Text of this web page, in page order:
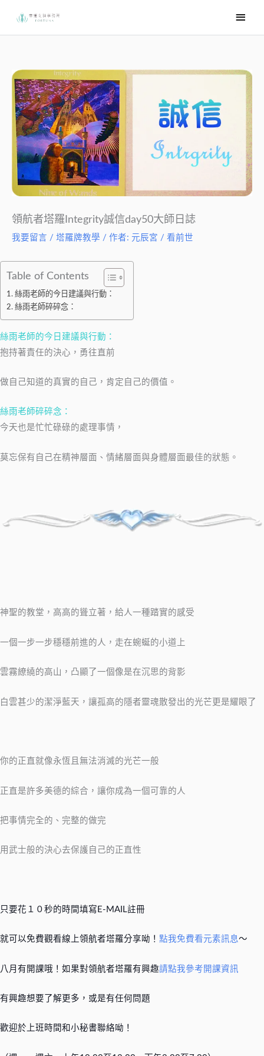
要
單
領航者塔羅Integrity誠信day50大師日誌
我要留言 / 塔羅牌教學 / 作者: 元辰宮 / 看前世
Table of Contents
絲雨老師的今日建議與行動：
絲雨老師碎碎念：
絲雨老師的今日建議與行動：
抱持著責任的決心，勇往直前
做自己知道的真實的自己，肯定自己的價值。
絲雨老師碎碎念：
今天也是忙忙碌碌的處理事情，
莫忘保有自己在精神層面、情緒層面與身體層面最佳的狀態。
神聖的教堂，高高的聳立著，給人一種踏實的感受
一個一步一步穩穩前進的人，走在蜿蜒的小道上
雲霧繚繞的高山，凸顯了一個像是在沉思的背影
白雲甚少的潔淨藍天，讓孤高的隱者靈魂散發出的光芒更是耀眼了
你的正直就像永恆且無法消滅的光芒一般
正直是許多美德的綜合，讓你成為一個可靠的人
把事情完全的、完整的做完
用武士般的決心去保護自己的正直性
只要花１０秒的時間填寫E-MAIL註冊
就可以免費觀看線上領航者塔羅分享呦！ 點我免費看元素訊息～
八月有開課哦！如果對領航者塔羅有興趣請點我參考開課資訊
有興趣想要了解更多，或是有任何問題
歡迎於上班時間和小秘書聯絡呦！